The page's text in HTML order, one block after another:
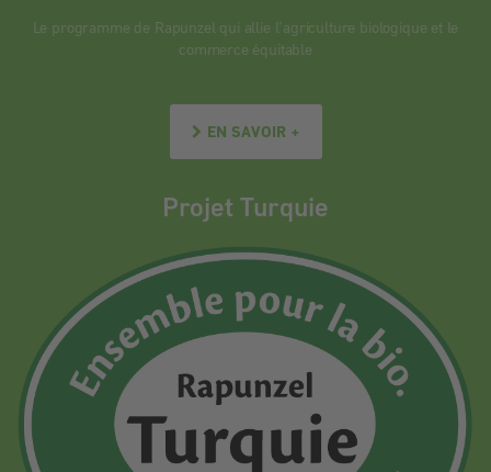
Le programme de Rapunzel qui allie l’agriculture biologique et le
commerce équitable
EN SAVOIR +
Projet Turquie